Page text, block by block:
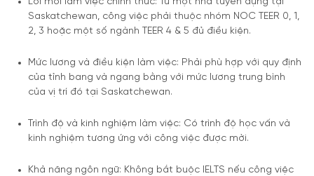
Saskatchewan, công việc phải thuộc nhóm NOC TEER 0, 1,
2, 3 hoặc một số ngành TEER 4 & 5 đủ điều kiện.
Mức lương và điều kiện làm việc: Phải phù hợp với quy định
của tỉnh bang và ngang bằng với mức lương trung bình
của vị trí đó tại Saskatchewan.
Trình độ và kinh nghiệm làm việc: Có trình độ học vấn và
kinh nghiệm tương ứng với công việc được mời.
Khả năng ngôn ngữ: Không bắt buộc IELTS nếu công việc